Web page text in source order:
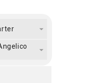
HUMS（ハムズ）
Hymn LIPA（ヒムリパ）